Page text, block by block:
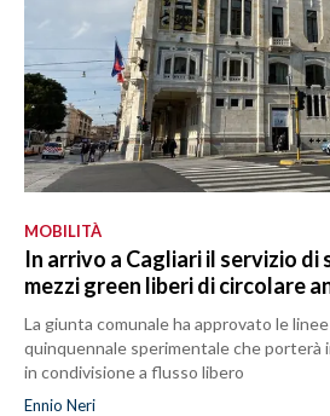
MOBILITÀ
In arrivo a Cagliari il servizio di
mezzi green liberi di circolare
La giunta comunale ha approvato le
quinquennale sperimentale che
in condivisione a flusso libero
Ennio Neri